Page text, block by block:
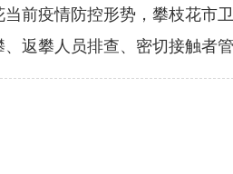
疫情防控形势，攀枝花市卫
返攀人员排查、密切接触者